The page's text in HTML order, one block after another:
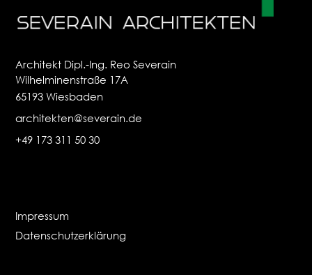
Architekt Dipl.-Ing. Reo Severain
Wilhelminenstraße 17A
65193 Wiesbaden
architekten@severain.de
+49 173 311 50 30
Impressum
Datenschutzerklärung